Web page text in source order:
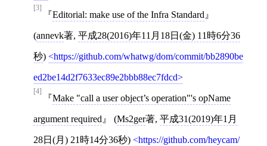
[3]
Editorial: make use of the Infra Standard
(annevk著, 平成28(2016)年11月18日(金) 11時6分36
秒) https://github.com/whatwg/dom/commit/bb2890be
ed2be14d2f7633ec89e2bbb88ec7fdcd
[4]
Make "call a user object’s operation"'s opName
argument required (Ms2ger著, 平成31(2019)年1月
28日(月) 21時14分36秒) https://github.com/heycam/